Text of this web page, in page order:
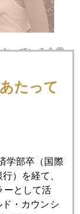
っている金需
ナー講演して
０年来の友人
で、年は一回
彼らしい。写
）にて。ツイ
なかったとの
たけどね。こ
･･･（笑）
たって
学部卒（国際
）を経て、
ーとして活
・カウンシ